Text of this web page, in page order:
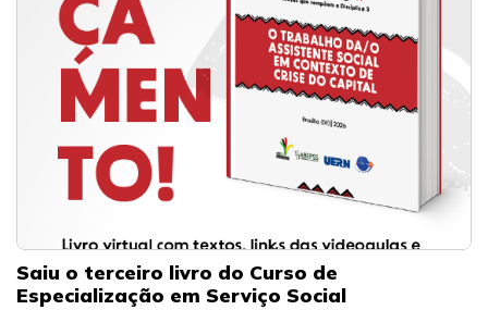
Saiu o terceiro livro do Curso de
Especialização em Serviço Social